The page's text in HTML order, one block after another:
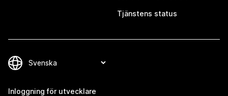
Tjänstens status
Inloggning för utvecklare